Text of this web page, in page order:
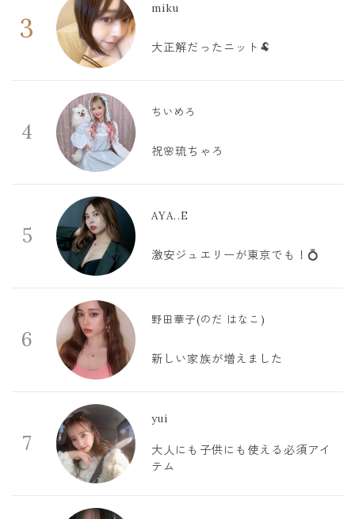
3
miku
大正解だったニット🐏
4
ちいめろ
祝🌸琉ちゃろ
5
AYA..E
激安ジュエリーが東京でも！💍
6
野田華子(のだ はなこ)
新しい家族が増えました
7
yui
大人にも子供にも使える必須アイ
テム